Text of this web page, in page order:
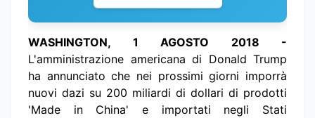
WASHINGTON, 1 AGOSTO 2018 -
L'amministrazione americana di Donald Trump
ha annunciato che nei prossimi giorni imporrà
nuovi dazi su 200 miliardi di dollari di prodotti
'Made in China' e importati negli Stati